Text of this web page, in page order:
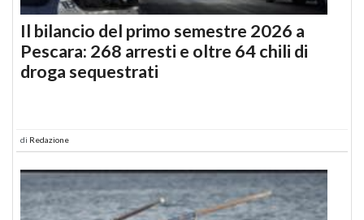
Il bilancio del primo semestre 2026 a
Pescara: 268 arresti e oltre 64 chili di
droga sequestrati
di Redazione